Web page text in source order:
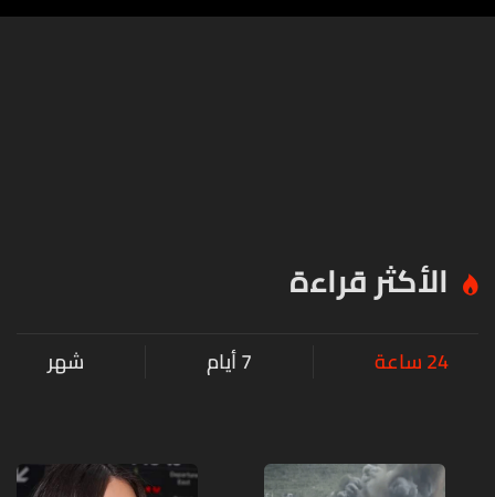
الأكثر قراءة
24 ساعة 7 أيام شهر